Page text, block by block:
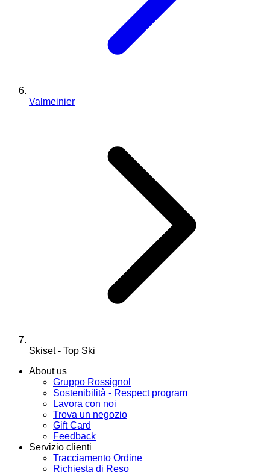
Valmeinier
Skiset - Top Ski
About us
Gruppo Rossignol
Sostenibilità - Respect program
Lavora con noi
Trova un negozio
Gift Card
Feedback
Servizio clienti
Tracciamento Ordine
Richiesta di Reso